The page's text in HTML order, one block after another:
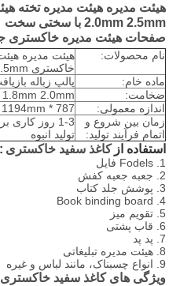
2.0mm 2.5mm با سختی سخت
صفحات هیئت مدیره خاکستری
نام محصولات:
هیئت مدیره
خاکستری 1.5mm 2.0mm 2.5mm با سختی سخت
ماده خام:
پالپ زباله
ضخامت:
2.0mm
اندازه معمولی:
787 * 1092mm، 889 * 1194mm یا سفارشی
زمان بین شروع و
اتمام فرآیند تولید:
تولید انبوه
استفاده از کاغذ سفید خاکستری :
1. Fodels فایل
2. جعبه جعبه کفش
3. پوشش جلد کتاب
4. Book binding board
5. تقویم میز
6. قاب پشتی
7. پد پد
8. هیئت مدیره تبلیغاتی
9. انواع چسبناک، مانند لباس و غیره
ویژگی های کاغذ سفید